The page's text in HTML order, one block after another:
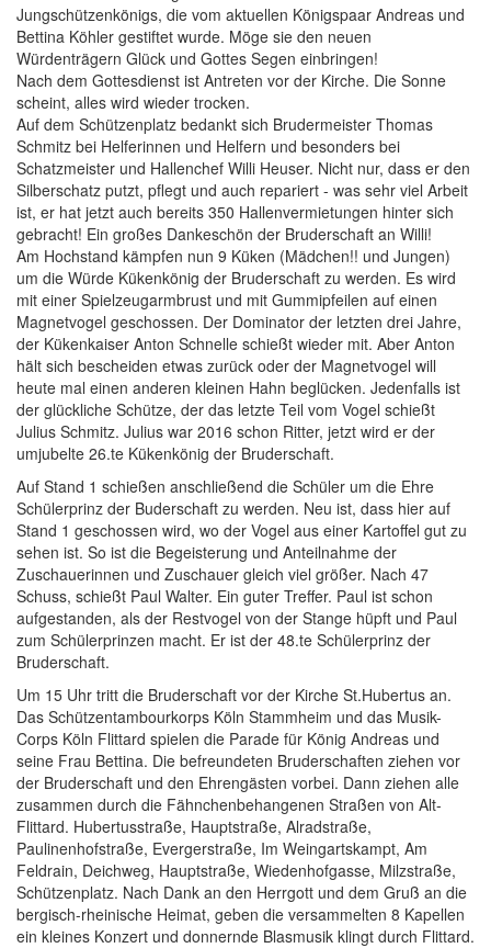
Jungschützenkönigs, die vom aktuellen Königspaar Andreas und
Bettina Köhler gestiftet wurde. Möge sie den neuen
Würdenträgern Glück und Gottes Segen einbringen!
Nach dem Gottesdienst ist Antreten vor der Kirche. Die Sonne
scheint, alles wird wieder trocken.
Auf dem Schützenplatz bedankt sich Brudermeister Thomas
Schmitz bei Helferinnen und Helfern und besonders bei
Schatzmeister und Hallenchef Willi Heuser. Nicht nur, dass er den
Silberschatz putzt, pflegt und auch repariert - was sehr viel Arbeit
ist, er hat jetzt auch bereits 350 Hallenvermietungen hinter sich
gebracht! Ein großes Dankeschön der Bruderschaft an Willi!
Am Hochstand kämpfen nun 9 Küken (Mädchen!! und Jungen)
um die Würde Kükenkönig der Bruderschaft zu werden. Es wird
mit einer Spielzeugarmbrust und mit Gummipfeilen auf einen
Magnetvogel geschossen. Der Dominator der letzten drei Jahre,
der Kükenkaiser Anton Schnelle schießt wieder mit. Aber Anton
hält sich bescheiden etwas zurück oder der Magnetvogel will
heute mal einen anderen kleinen Hahn beglücken. Jedenfalls ist
der glückliche Schütze, der das letzte Teil vom Vogel schießt
Julius Schmitz. Julius war 2016 schon Ritter, jetzt wird er der
umjubelte 26.te Kükenkönig der Bruderschaft.
Auf Stand 1 schießen anschließend die Schüler um die Ehre
Schülerprinz der Buderschaft zu werden. Neu ist, dass hier auf
Stand 1 geschossen wird, wo der Vogel aus einer Kartoffel gut zu
sehen ist. So ist die Begeisterung und Anteilnahme der
Zuschauerinnen und Zuschauer gleich viel größer. Nach 47
Schuss, schießt Paul Walter. Ein guter Treffer. Paul ist schon
aufgestanden, als der Restvogel von der Stange hüpft und Paul
zum Schülerprinzen macht. Er ist der 48.te Schülerprinz der
Bruderschaft.
Um 15 Uhr tritt die Bruderschaft vor der Kirche St.Hubertus an.
Das Schützentambourkorps Köln Stammheim und das Musik-
Corps Köln Flittard spielen die Parade für König Andreas und
seine Frau Bettina. Die befreundeten Bruderschaften ziehen vor
der Bruderschaft und den Ehrengästen vorbei. Dann ziehen alle
zusammen durch die Fähnchenbehangenen Straßen von Alt-
Flittard. Hubertusstraße, Hauptstraße, Alradstraße,
Paulinenhofstraße, Evergerstraße, Im Weingartskampt, Am
Feldrain, Deichweg, Hauptstraße, Wiedenhofgasse, Milzstraße,
Schützenplatz. Nach Dank an den Herrgott und dem Gruß an die
bergisch-rheinische Heimat, geben die versammelten 8 Kapellen
ein kleines Konzert und donnernde Blasmusik klingt durch Flittard.